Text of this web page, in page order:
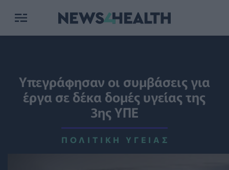
Υπεγράφησαν οι συμβάσεις για
έργα σε δέκα δομές υγείας της
3ης ΥΠΕ
ΠΟΛΙΤΙΚΉ ΥΓΕΊΑΣ